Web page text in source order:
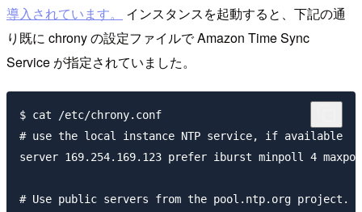
導入されています。
インスタンスを起動すると、下記の通
り既に chrony の設定ファイルで Amazon Time Sync
Service が指定されていました。
$ cat /etc/chrony.conf
# use the local instance NTP service, if available
server 169.254.169.123 prefer iburst minpoll 4
# Use public servers from the pool.ntp.org project.